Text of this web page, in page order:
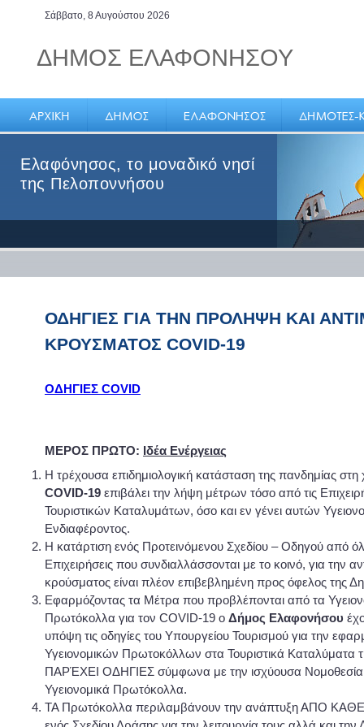
Σάββατο, 8 Αυγούστου 2026
ΔΗΜΟΣ ΕΛΑΦΟΝΗΣΟΥ
Ελαφόνησος, το μοναδικό νησί
της Πελοποννήσου
ΟΔΗΓΙΕΣ ΓΙΑ ΤΗΝ ΠΡΟΛΗΨΗ ΚΑΙ
ΚΡΟΥΣΜΑΤΟΣ COVID-19
ΟΔΗΓΙΕΣ COVID
ΜΕΡΟΣ ΠΡΩΤΟ: Ιδέα Ενέργειας
Η τρέχουσα επιδημιολογική κατάσταση της πανδημίας
COVID-19 επιβάλει την λήψη μέτρων τόσο από τις
Τουριστικών Καταλυμάτων, όσο και εν γένει αυτών
Ενδιαφέροντος.
Η κατάρτιση ενός Προτεινόμενου Σχεδίου – Οδηγού από
Επιχειρήσεις που συνδιαλλάσσονται με το κοινό, για την
κρούσματος είναι πλέον επιβεβλημένη προς όφελος της
Εφαρμόζοντας τα Μέτρα που προβλέπονται από τα
Πρωτόκολλα για τον COVID-19 ο Δήμος Ελαφονήσου
υπόψη τις οδηγίες του Υπουργείου Τουρισμού για την
Υγειονομικών Πρωτοκόλλων στα Τουριστικά Καταλύματα
ΠΑΡΈΧΕΙ ΟΔΗΓΙΕΣ σύμφωνα με την ισχύουσα Νομοθεσία
Υγειονομικά Πρωτόκολλα.
ΤΑ Πρωτόκολλα περιλαμβάνουν την ανάπτυξη ΑΠΟ